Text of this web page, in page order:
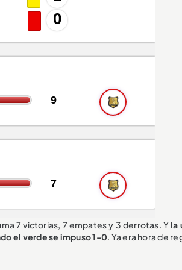
7 victorias, 7 empates y 3 derrotas. Yla
el verde se impuso 1-0. Ya era hora de